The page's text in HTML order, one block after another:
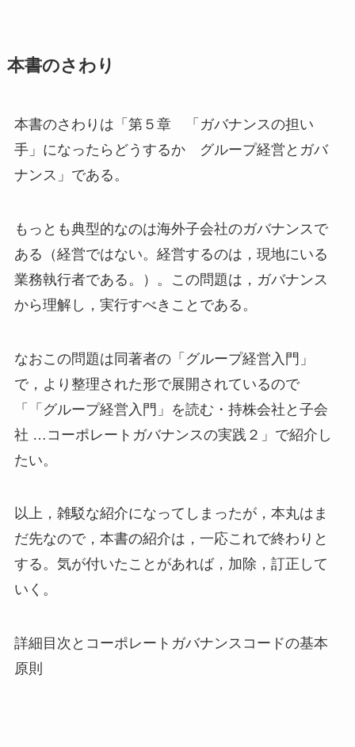
本書のさわり
本書のさわりは「第５章 「ガバナンスの担い
手」になったらどうするか グループ経営とガバ
ナンス」である。
もっとも典型的なのは海外子会社のガバナンスで
ある（経営ではない。経営するのは，現地にいる
業務執行者である。）。この問題は，ガバナンス
から理解し，実行すべきことである。
なおこの問題は同著者の「グループ経営入門」
で，より整理された形で展開されているので
「「グループ経営入門」を読む・持株会社と子会
社 …コーポレートガバナンスの実践２」で紹介し
たい。
以上，雑駁な紹介になってしまったが，本丸はま
だ先なので，本書の紹介は，一応これで終わりと
する。気が付いたことがあれば，加除，訂正して
いく。
詳細目次とコーポレートガバナンスコードの基本
原則